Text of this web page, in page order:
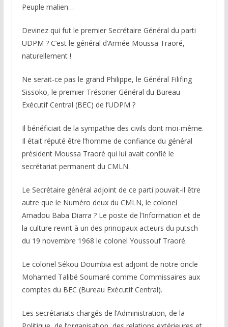
Peuple malien…
Devinez qui fut le premier Secrétaire Général du parti
UDPM ? C’est le général d’Armée Moussa Traoré,
naturellement !
Ne serait-ce pas le grand Philippe, le Général Filifing
Sissoko, le premier Trésorier Général du Bureau
Exécutif Central (BEC) de l’UDPM ?
Il bénéficiait de la sympathie des civils dont moi-même.
Il était réputé être l’homme de confiance du général
président Moussa Traoré qui lui avait confié le
secrétariat permanent du CMLN.
Le Secrétaire général adjoint de ce parti pouvait-il être
autre que le Numéro deux du CMLN, le colonel
Amadou Baba Diarra ? Le poste de l’Information et de
la culture revint à un des principaux acteurs du putsch
du 19 novembre 1968 le colonel Youssouf Traoré.
Le colonel Sékou Doumbia est adjoint de notre oncle
Mohamed Talibé Soumaré comme Commissaires aux
comptes du BEC (Bureau Exécutif Central).
Les secrétariats chargés de l’Administration, de la